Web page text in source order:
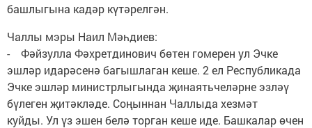
башлыгына кадәр күтәрелгән.
Чаллы мэры Наил Мәһдиев:
- Фәйзулла Фәхретдинович бөтен гомерен ул Эчке
эшләр идарәсенә багышлаган кеше. 2 ел Республикада
Эчке эшләр министрлыгында җинаятьчеләрне эзләү
бүлеген җитәкләде. Соңыннан Чаллыда хезмәт
куйды. Ул үз эшен белә торган кеше иде. Башкалар өчен